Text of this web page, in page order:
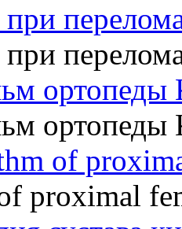
ортопеды
ортопеды
of
proximal